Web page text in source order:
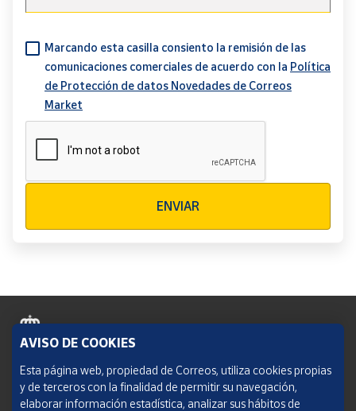
Marcando esta casilla consiento la remisión de las
comunicaciones comerciales de acuerdo con la Política
de Protección de datos Novedades de Correos
Market
ENVIAR
Política de cookies
Aviso legal
AVISO DE COOKIES
Esta página web, propiedad de Correos, utiliza cookies propias
y de terceros con la finalidad de permitir su navegación,
elaborar información estadística, analizar sus hábitos de